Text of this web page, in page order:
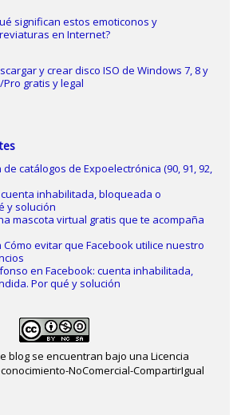
significan estos emoticonos y
en Internet?
y crear disco ISO de Windows 7, 8 y
Pro gratis y legal
de catálogos de Expoelectrónica (90, 91, 92,
inhabilitada, bloqueada o
y solución
mascota virtual gratis que te acompaña
Cómo evitar que Facebook utilice nuestro
enFacebook: cuenta inhabilitada,
Por qué y solución
blog se encuentran bajo una Licencia
NoComercial-CompartirIgual